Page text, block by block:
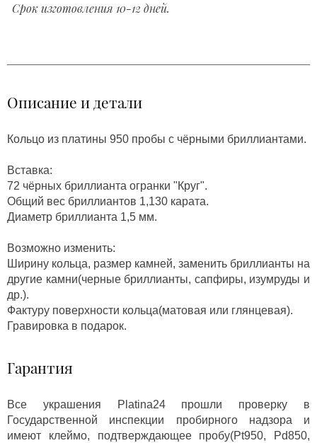
Срок изготовления 10-12 дней.
Описание и детали
Кольцо из платины 950 пробы с чёрными бриллиантами.
Вставка:
72 чёрных бриллианта огранки "Круг".
Общий вес бриллиантов 1,130 карата.
Диаметр бриллианта 1,5 мм.
Возможно изменить:
Ширину кольца, размер камней, заменить бриллианты на
другие камни(черные бриллианты, сапфиры, изумруды и
др.).
Фактуру поверхности кольца(матовая или глянцевая).
Гравировка в подарок.
Гарантия
Все украшения Platina24 прошли проверку в
Государственной инспекции пробирного надзора и
имеют клеймо, подтверждающее пробу(Pt950, Pd850,